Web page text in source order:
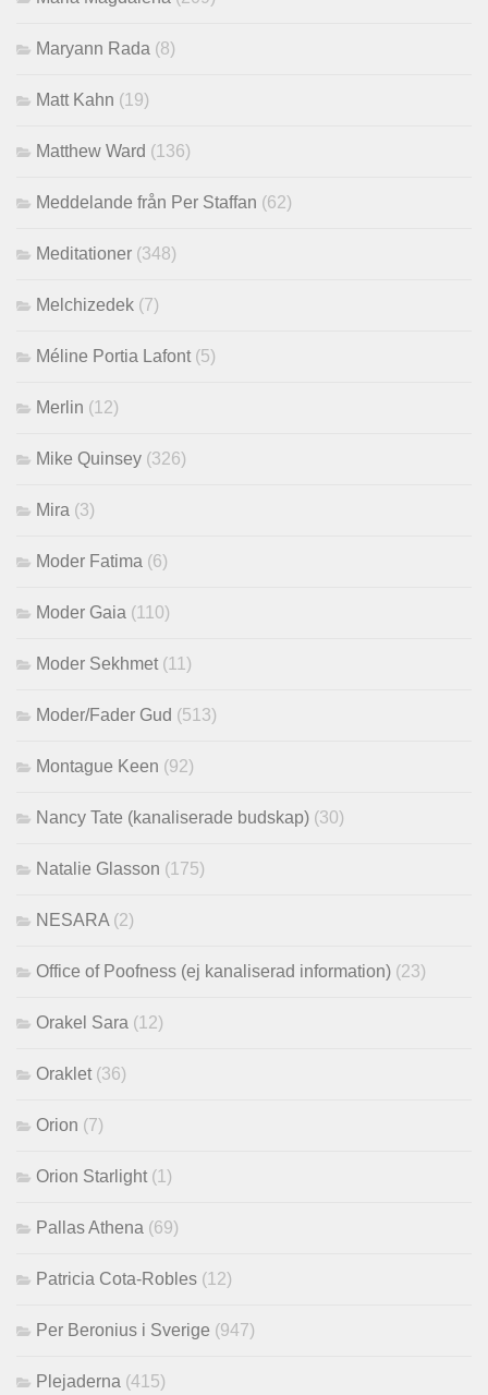
Maryann Rada (8)
Matt Kahn (19)
Matthew Ward (136)
Meddelande från Per Staffan (62)
Meditationer (348)
Melchizedek (7)
Méline Portia Lafont (5)
Merlin (12)
Mike Quinsey (326)
Mira (3)
Moder Fatima (6)
Moder Gaia (110)
Moder Sekhmet (11)
Moder/Fader Gud (513)
Montague Keen (92)
Nancy Tate (kanaliserade budskap) (30)
Natalie Glasson (175)
NESARA (2)
Office of Poofness (ej kanaliserad information) (23)
Orakel Sara (12)
Oraklet (36)
Orion (7)
Orion Starlight (1)
Pallas Athena (69)
Patricia Cota-Robles (12)
Per Beronius i Sverige (947)
Plejaderna (415)